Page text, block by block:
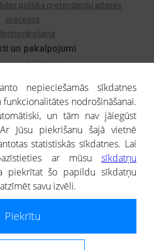
un pakalpojumi
par uzņēmumu
koks
atlase
Monitorings
ārvalstu uzņēmumiem
politika pretendentu atlases
procesos
ir uzziņas raksturs, un tai nav
nepieciešamās sīkdatnes
nodrošināšanai.
un tām nav jāiegūst
Jūsu piekrišanu šajā vietnē
statistiskās sīkdatnes. Lai
ar mūsu sīkdatņu
piekrītat šo papildu sīkdatņu
savu izvēli.
Piekrītu